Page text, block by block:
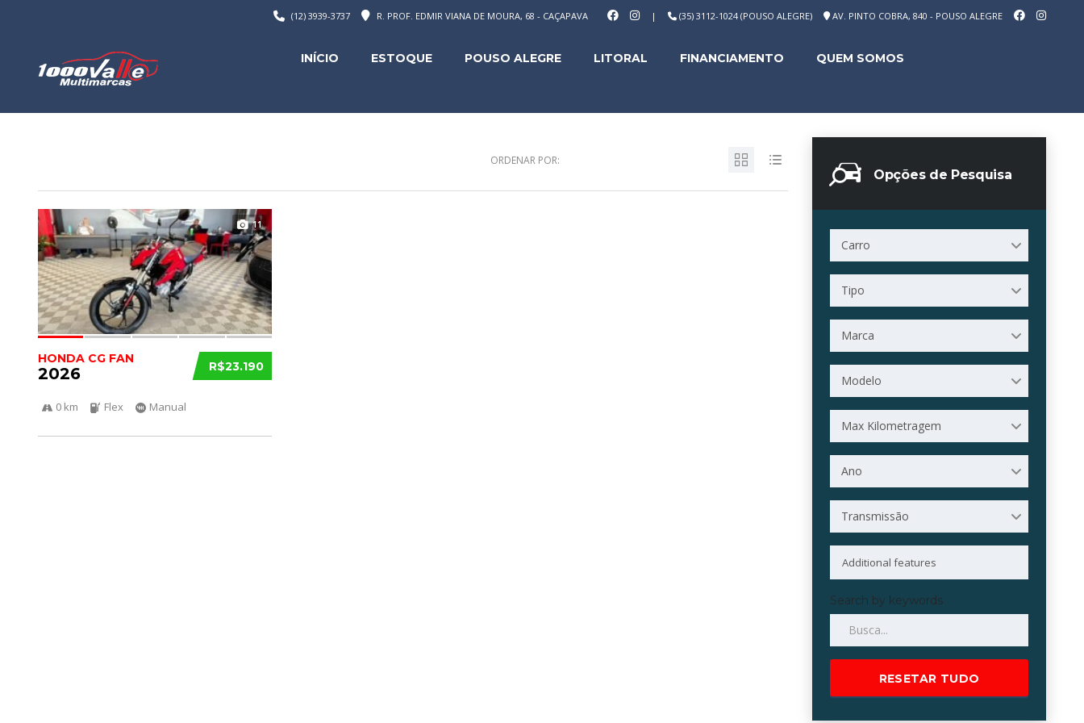
| (35) 3112-1024 (POUSO ALEGRE) AV. PINTO COBRA, 840 - POUSO ALEGRE
R. PROF. EDMIR VIANA DE MOURA, 68 - CAÇAPAVA
(12) 3939-3737
INÍCIO ESTOQUE POUSO ALEGRE LITORAL FINANCIAMENTO QUEM SOMOS
Opções de Pesquisa
Carro
Tipo
Marca
Modelo
Max Kilometragem
Ano
Transmissão
Search by keywords
RESETAR TUDO
ORDENAR POR:
11
R$23.190
HONDA CG FAN
2026
0 km Flex Manual